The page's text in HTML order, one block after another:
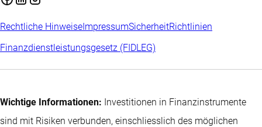
Rechtliche HinweiseImpressumSicherheitRichtlinien
Finanzdienstleistungsgesetz (FIDLEG)
Wichtige Informationen: Investitionen in Finanzinstrumente
sind mit Risiken verbunden, einschliesslich des möglichen